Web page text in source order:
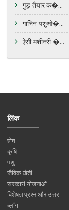
गुड़ तैयार क�...
गाभिन पशुओ�...
ऐसी मशीनरी �...
लिंक
होम
कृषि
पशु
जैविक खेती
सरकारी योजनाओं
विशेषज्ञ प्रश्न और उत्तर
ब्लॉग